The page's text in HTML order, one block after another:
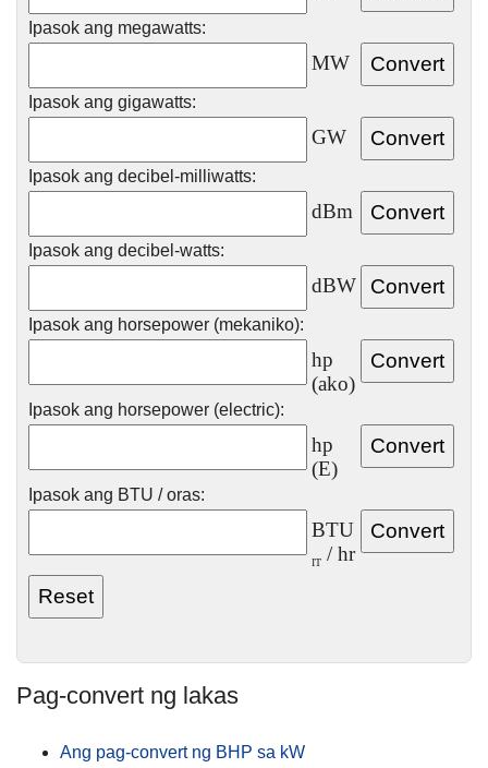
Ipasok ang megawatts:
MW
Ipasok ang gigawatts:
GW
Ipasok ang decibel-milliwatts:
dBm
Ipasok ang decibel-watts:
dBW
Ipasok ang horsepower (mekaniko):
hp
(ako)
Ipasok ang horsepower (electric):
hp
(E)
Ipasok ang BTU / oras:
BTU
IT / hr
Pag-convert ng lakas
Ang pag-convert ng BHP sa kW